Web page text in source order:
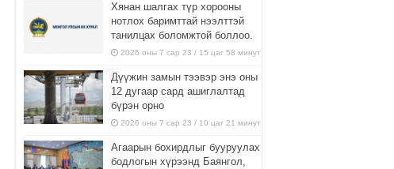
Хянан шалгах түр хорооны
нотлох баримттай нээлттэй
танилцах боломжтой боллоо.
2026 оны 7 сар 23 / 15 цаг 58 минут
Дүүжин замын тээвэр энэ оны
12 дугаар сард ашиглалтад
бүрэн орно
2026 оны 7 сар 23 / 10 цаг 21 минут
Агаарын бохирдлыг бууруулах
бодлогын хүрээнд Баянгол,